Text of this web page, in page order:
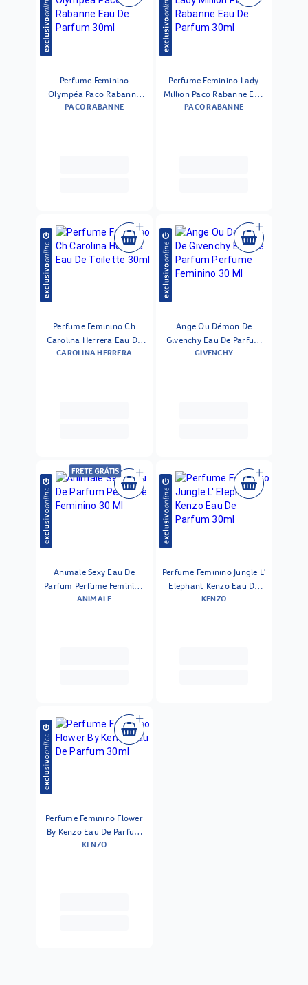
Perfume Feminino
Olympéa Paco Rabanne
Eau De Parfum 30ml
PACO RABANNE
Perfume Feminino Lady
Million Paco Rabanne Eau
De Parfum 30ml
PACO RABANNE
Perfume Feminino Ch
Carolina Herrera Eau De
Toilette 30ml
CAROLINA HERRERA
Ange Ou Démon De
Givenchy Eau De Parfum
Perfume Feminino 30 Ml
GIVENCHY
Animale Sexy Eau De
Parfum Perfume Feminino
30 Ml
ANIMALE
Perfume Feminino Jungle L'
Elephant Kenzo Eau De
Parfum 30ml
KENZO
Perfume Feminino Flower
By Kenzo Eau De Parfum
30ml
KENZO